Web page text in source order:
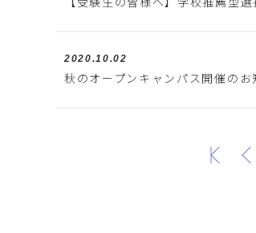
2020.10.02
秋のオープンキャンパス開催のお
最初